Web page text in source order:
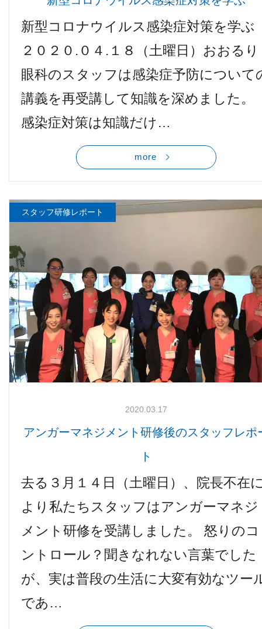
新型コロナウイルス感染症対策を学ぶ
２０２０.０４.１８（土曜日）おおるり
眼科のスタッフは感染症予防について
講義を再受講して知識を深めました。
感染症対策は知識だけ…
more
スタッフ研修レポート
2020.03.17
アンガーマネジメント研修後のスタッフレポ
ト
去る３月１４日（土曜日）、院長不在
より私たちスタッフはアンガーマネジ
メント研修を受講しました。 怒りのコ
ントロール？聞きなれない言葉でした
が、実は普段の生活に大変有効なツー
であ…